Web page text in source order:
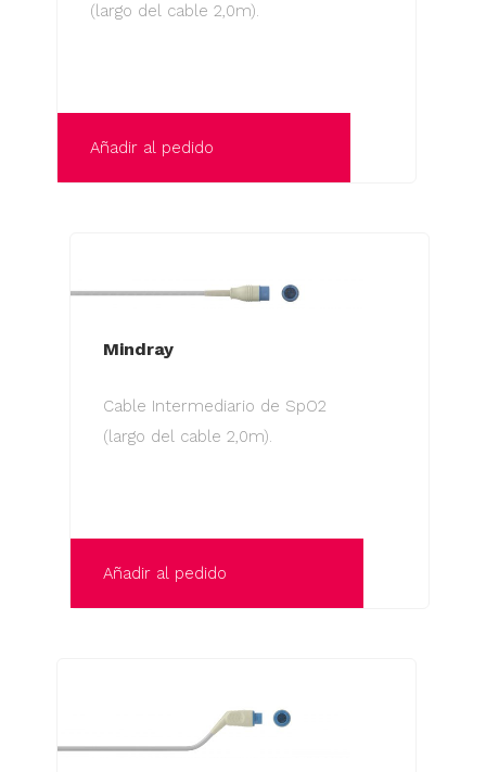
(largo del cable 2,0m).
Añadir al pedido
Mindray
Cable Intermediario de SpO2
(largo del cable 2,0m).
Añadir al pedido